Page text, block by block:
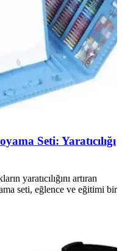
Seti: Yaratıcılığı
yaratıcılığını artıran
seti, eğlence ve eğitimi bir